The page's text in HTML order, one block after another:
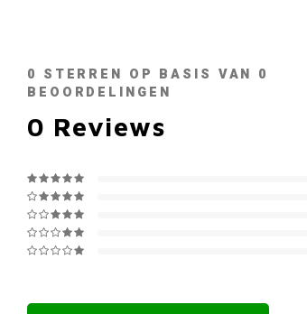
0 STERREN OP BASIS VAN 0
BEOORDELINGEN
0 Reviews